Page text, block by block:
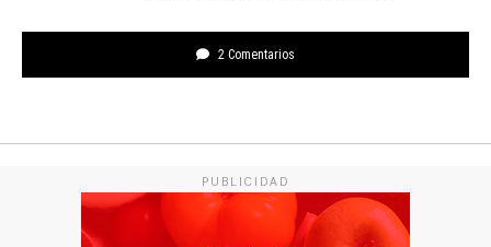
2 Comentarios
PUBLICIDAD